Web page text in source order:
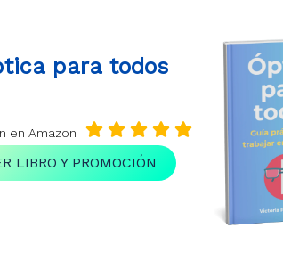
para todos
en Amazon
LIBRO Y PROMOCIÓN